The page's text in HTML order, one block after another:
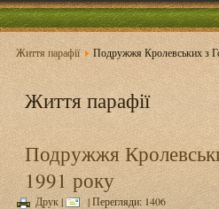
Життя парафії Подружжя Кролевських з
Життя парафії
Подружжя
1991 року
Друк| | Перегляди: 1406